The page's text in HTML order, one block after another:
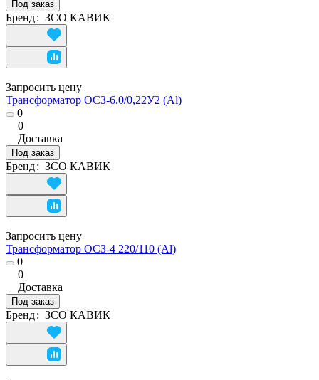
Под заказ
Бренд: ЗСО КАВИК
Запросить цену
Трансформатор ОСЗ-6.0/0,22У2 (Al)
0
0
Доставка
Под заказ
Бренд: ЗСО КАВИК
Запросить цену
Трансформатор ОСЗ-4 220/110 (Al)
0
0
Доставка
Под заказ
Бренд: ЗСО КАВИК